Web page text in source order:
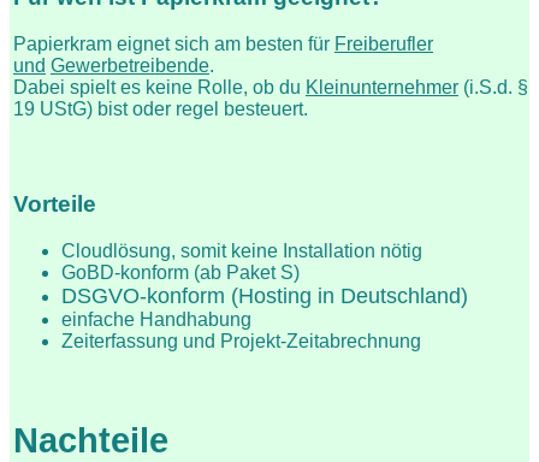
Papierkram eignet sich am besten für Freiberufler
und Gewerbetreibende.
Dabei spielt es keine Rolle, ob du Kleinunternehmer (i.S.d. §
19 UStG) bist oder regel besteuert.
Vorteile
Cloudlösung, somit keine Installation nötig
GoBD-konform (ab Paket S)
DSGVO-konform (Hosting in Deutschland)
einfache Handhabung
Zeiterfassung und Projekt-Zeitabrechnung
Nachteile